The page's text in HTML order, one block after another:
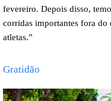
fevereiro. Depois disso,
corridas importantes fora do
atletas.”
Gratidão